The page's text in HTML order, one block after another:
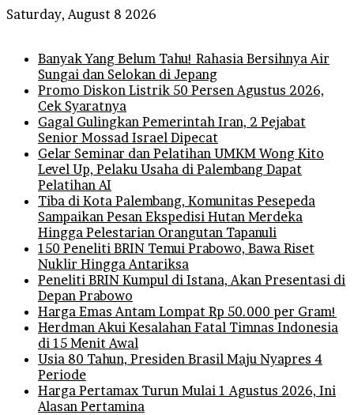
Saturday, August 8 2026
Banyak Yang Belum Tahu! Rahasia Bersihnya Air
Sungai dan Selokan di Jepang
Promo Diskon Listrik 50 Persen Agustus 2026,
Cek Syaratnya
Gagal Gulingkan Pemerintah Iran, 2 Pejabat
Senior Mossad Israel Dipecat
Gelar Seminar dan Pelatihan UMKM Wong Kito
Level Up, Pelaku Usaha di Palembang Dapat
Pelatihan AI
Tiba di Kota Palembang, Komunitas Pesepeda
Sampaikan Pesan Ekspedisi Hutan Merdeka
Hingga Pelestarian Orangutan Tapanuli
150 Peneliti BRIN Temui Prabowo, Bawa Riset
Nuklir Hingga Antariksa
Peneliti BRIN Kumpul di Istana, Akan Presentasi di
Depan Prabowo
Harga Emas Antam Lompat Rp 50.000 per Gram!
Herdman Akui Kesalahan Fatal Timnas Indonesia
di 15 Menit Awal
Usia 80 Tahun, Presiden Brasil Maju Nyapres 4
Periode
Harga Pertamax Turun Mulai 1 Agustus 2026, Ini
Alasan Pertamina